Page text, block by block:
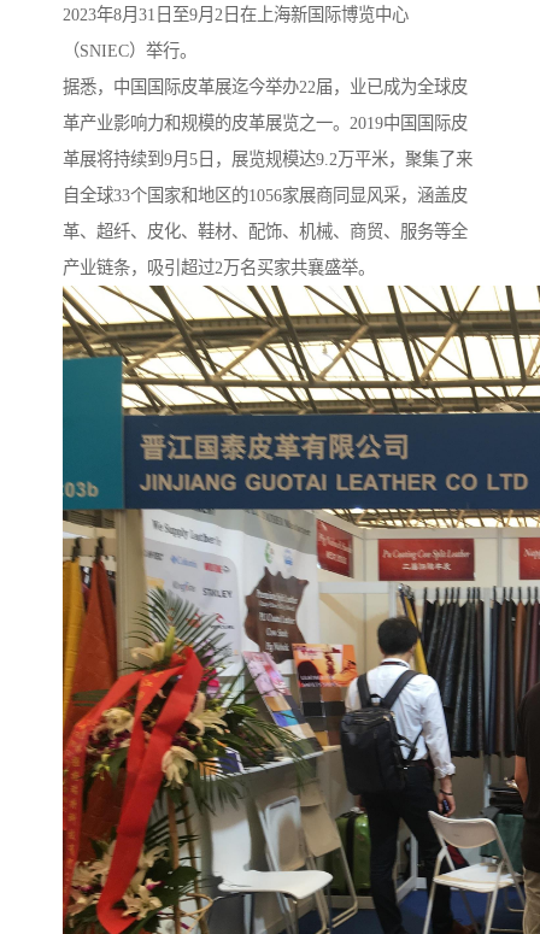
2023年8月31日至9月2日在上海新国际博览中心
（SNIEC）举行。
据悉，中国国际皮革展迄今举办22届，业已成为全球皮
革产业影响力和规模的皮革展览之一。2019中国国际皮
革展将持续到9月5日，展览规模达9.2万平米，聚集了来
自全球33个国家和地区的1056家展商同显风采，涵盖皮
革、超纤、皮化、鞋材、配饰、机械、商贸、服务等全
产业链条，吸引超过2万名买家共襄盛举。